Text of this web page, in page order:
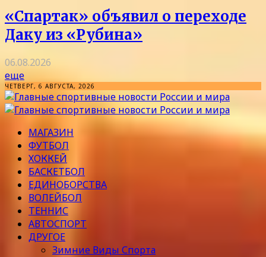
«Спартак» объявил о переходе
Даку из «Рубина»
06.08.2026
еще
ЧЕТВЕРГ, 6 АВГУСТА, 2026
МАГАЗИН
ФУТБОЛ
ХОККЕЙ
БАСКЕТБОЛ
ЕДИНОБОРСТВА
ВОЛЕЙБОЛ
ТЕННИС
АВТОСПОРТ
ДРУГОЕ
Зимние Виды Спорта